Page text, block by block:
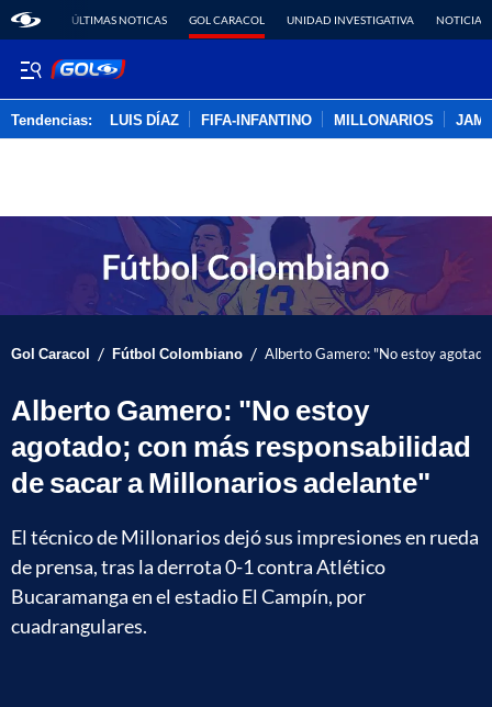
ÚLTIMAS NOTICAS GOL CARACOL UNIDAD INVESTIGATIVA NOTICIAS
Tendencias: LUIS DÍAZ FIFA-INFANTINO MILLONARIOS
Gol Caracol / Fútbol Colombiano / Alberto Gamero: "No estoy
Alberto Gamero: "No estoy
agotado; con más responsabilidad
de sacar a Millonarios adelante"
El técnico de Millonarios dejó sus impresiones en rueda
de prensa, tras la derrota 0-1 contra Atlético
Bucaramanga en el estadio El Campín, por
cuadrangulares.